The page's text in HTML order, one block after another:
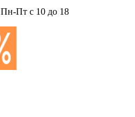
Пн-Пт с 10 до 18